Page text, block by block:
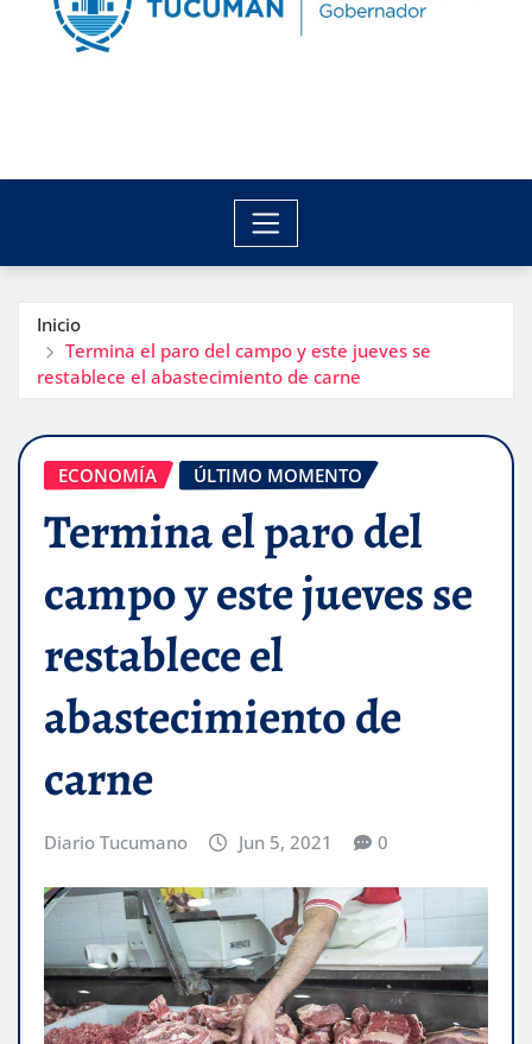
Inicio
Termina el paro del campo y este jueves se
restablece el abastecimiento de carne
ECONOMÍA ÚLTIMO MOMENTO
Termina el paro del
campo y este jueves se
restablece el
abastecimiento de
carne
Diario Tucumano Jun 5, 2021 0